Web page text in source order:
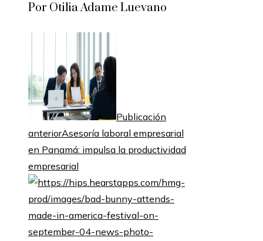
Por Otilia Adame Luevano
Publicación
anteriorAsesoría laboral empresarial
en Panamá: impulsa la productividad
empresarial